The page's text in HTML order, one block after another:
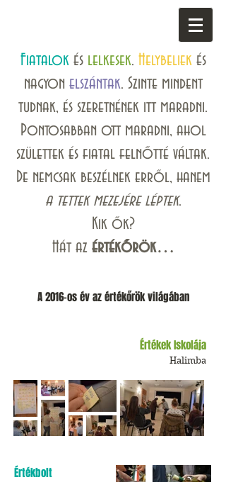
Fiatalokés lelkesek. Helybeliekés
nagyonelszántak. Szinte mindent
tudnak, és szeretnének itt maradni.
Pontosabban ott maradni, ahol
születtek és fiatal felnőtté váltak.
De nemcsak beszélnek erről, hanem
a tettek mezejére léptek.
Kik ők?
Hát az értékőrök…
A 2016-os év az értékőrök világában
Értékek Iskolája
Halimba
Értékbolt